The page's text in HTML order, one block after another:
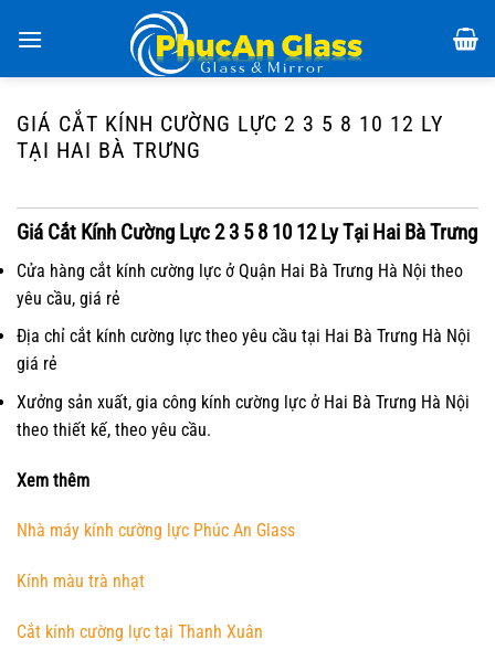
đến
GIÁ CẮT KÍNH CƯỜNG LỰC 2 3 5 8 10 12 LY
TẠI HAI BÀ TRƯNG
Giá Cắt Kính Cường Lực 2 3 5 8 10 12 Ly Tại Hai Bà Trưng
Cửa hàng cắt kính cường lực ở Quận Hai Bà Trưng Hà Nội theo
yêu cầu, giá rẻ
Địa chỉ cắt kính cường lực theo yêu cầu tại Hai Bà Trưng Hà Nội
giá rẻ
Xưởng sản xuất, gia công kính cường lực ở Hai Bà Trưng Hà Nội
theo thiết kế, theo yêu cầu.
Xem thêm
Nhà máy kính cường lực Phúc An Glass
Kính màu trà nhạt
Cắt kính cường lực tại Thanh Xuân